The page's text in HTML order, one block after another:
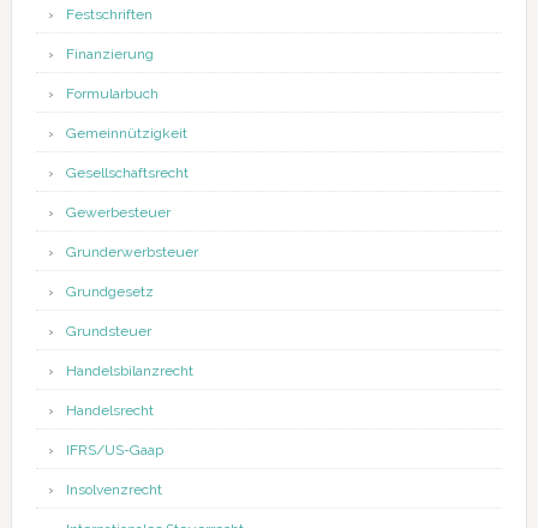
Festschriften
Finanzierung
Formularbuch
Gemeinnützigkeit
Gesellschaftsrecht
Gewerbesteuer
Grunderwerbsteuer
Grundgesetz
Grundsteuer
Handelsbilanzrecht
Handelsrecht
IFRS/US-Gaap
Insolvenzrecht